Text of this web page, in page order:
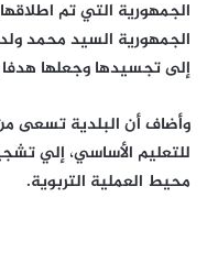
الجمهورية التي تم
الجمهورية السيد محمد
إلى تجسيدها وجعلها
وأضاف أن البلدية تسعى
للتعليم الأساسي، إلي
محيط العملية التربوية.